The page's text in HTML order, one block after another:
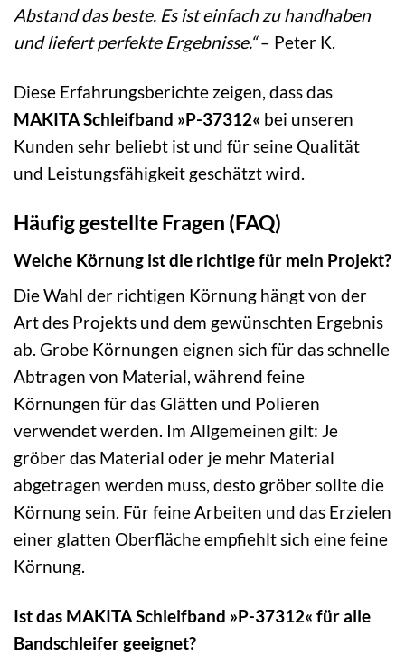
Abstand das beste. Es ist einfach zu handhaben
und liefert perfekte Ergebnisse.“– Peter K.
Diese Erfahrungsberichte zeigen, dass das
MAKITA Schleifband »P-37312« bei unseren
Kunden sehr beliebt ist und für seine Qualität
und Leistungsfähigkeit geschätzt wird.
Häufig gestellte Fragen (FAQ)
Welche Körnung ist die richtige für mein Projekt?
Die Wahl der richtigen Körnung hängt von der
Art des Projekts und dem gewünschten Ergebnis
ab. Grobe Körnungen eignen sich für das schnelle
Abtragen von Material, während feine
Körnungen für das Glätten und Polieren
verwendet werden. Im Allgemeinen gilt: Je
gröber das Material oder je mehr Material
abgetragen werden muss, desto gröber sollte die
Körnung sein. Für feine Arbeiten und das Erzielen
einer glatten Oberfläche empfiehlt sich eine feine
Körnung.
Ist das MAKITA Schleifband »P-37312« für alle
Bandschleifer geeignet?